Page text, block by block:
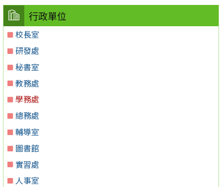
行政單位
校長室
研發處
秘書室
教務處
學務處
總務處
輔導室
圖書館
實習處
人事室